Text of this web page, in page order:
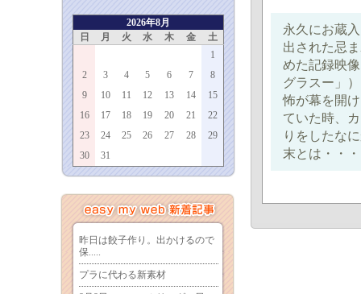
2026年8月
日
月 火 水 木 金
土
1
2
3 4 5 6 7
8
9
10 11 12 13 14
15
16
17 18 19 20 21
22
23
24 25 26 27 28
29
30
31
永久にお蔵
出された忌
めた記録映
グラスー」
怖が幕を開
ていた時、
りをしたな
末とは・・